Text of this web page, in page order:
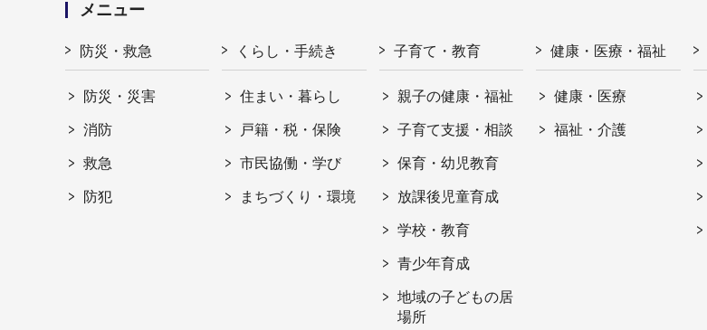
メニュー
防災・救急
防災・災害
消防
救急
防犯
くらし・手続き
住まい・暮らし
戸籍・税・保険
市民協働・学び
まちづくり・環境
子育て・教育
親子の健康・福祉
子育て支援・相談
保育・幼児教育
放課後児童育成
学校・教育
青少年育成
地域の子どもの居
場所
健康・医療・福祉
健康・医療
福祉・介護